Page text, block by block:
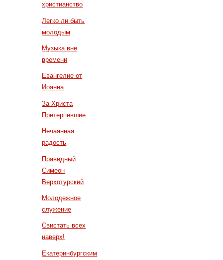
христианство
Легко ли быть
молодым
Музыка вне
времени
Евангелие от
Иоанна
За Христа
Претерпевшие
Нечаянная
радость
Праведный
Симеон
Верхотурский
Молодежное
служение
Свистать всех
наверх!
Екатеринбургским